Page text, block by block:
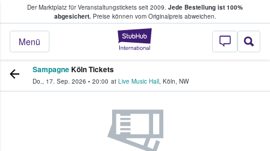
Der Marktplatz für Veranstaltungstickets seit 2009. Jede Bestellung ist 100%
abgesichert.Preise können vom Originalpreis abweichen.
StubHub - Wo
Menü
Tickets kaufen & verkaufen
SampagneKöln Tickets
Do., 17. Sep. 2026 • 20:00 at Live Music Hall, Köln, NW